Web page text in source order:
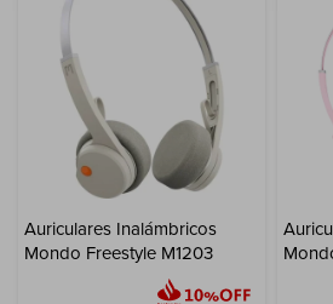
Auriculares Inalámbricos
Mondo Freestyle M1203